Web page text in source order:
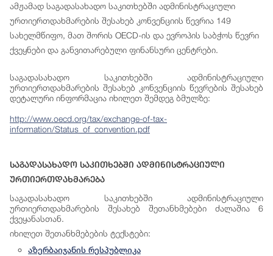
ამჟამად საგადასახადო საკითხებში ადმინისტრაციული
ურთიერთდახმარების შესახებ კონვენციის წევრია 149
სახელმწიფო, მათ შორის OECD-ის და ევროპის საბჭოს წევრი
ქვეყნები და განვითარებული ფინანსური ცენტრები.
საგადასახადო საკითხებში ადმინისტრაციული
ურთიერთდახმარების შესახებ კონვენციის წევრების შესახებ
დეტალური ინფორმაცია იხილეთ შემდეგ ბმულზე:
http://www.oecd.org/tax/exchange-of-tax-
information/Status_of_convention.pdf
Საგადასახადო Საკითხებში Ადმინისტრაციული
Ურთიერთდახმარება
საგადასახადო საკითხებში ადმინისტრაციული
ურთიერთდახმარების შესახებ შეთანხმებები ძალაშია 6
ქვეყანასთან.
იხილეთ შეთანხმებების ტექსტები:
აზერბაიჯანის რესპუბლიკა